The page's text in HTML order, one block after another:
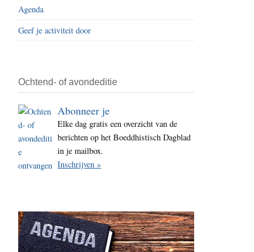
i
t
e
Agenda
Geef je activiteit door
Ochtend- of avondeditie
Abonneer je
Elke dag gratis een overzicht van de
berichten op het Boeddhistisch Dagblad
in je mailbox.
Inschrijven »